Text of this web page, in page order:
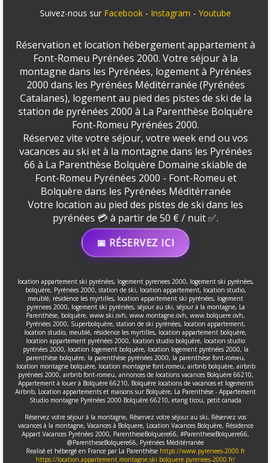
Suivez-nous sur Facebook - Instagram - Youtube
Réservation et location hébergement appartement à
Font-Romeu Pyrénées 2000. Votre séjour à la
montagne dans les Pyrénées, logement à Pyrénées
2000 dans les Pyrénées Méditérranée (Pyrénées
Catalanes), logement au pied des pistes de ski de la
station de pyrénées 2000 à La Parenthèse Bolquère
Font-Romeu Pyrénées 2000.
Réservez vite votre séjour, votre week end ou vos
vacances au ski et à la montagne dans les Pyrénées
66 à La Parenthèse Bolquère Domaine skiable de
Font-Romeu Pyrénées 2000 - Font-Romeu et
Bolquère dans les Pyrénées Méditérranée
Votre location au pied des pistes de ski dans les
pyrénées 💳 à partir de 50 € / nuit ✅.
📅 RÉSERVEZ ICI
location appartement ski pyrénées, logement pyrenees 2000, logement ski pyrénées,
bolquère, Pyrénées 2000, station de ski, location appartement, location studio,
meublé, résidence les myrtilles, location appartement ski pyrénées, logement
pyrenees 2000, logement ski pyrénées, séjour au ski, séjour à la montagne, La
Parenthèse, bolquère, www.ski.ovh, www.montagne.ovh, www.bolquere.ovh,
Pyrénées 2000, Superbolquère, station de ski pyrénées, location appartement,
location studio, meublé, résidence les myrtilles, location appartement bolquère,
location appartement pyrénées 2000, location studio bolquère, location studio
pyrénées 2000, location logement bolquère, location logement pyrénées 2000, la
parenthèse bolquère, la parenthèse pyrénées 2000, la parenthèse font-romeu,
location montagne bolquère, location montagne font-romeu, airbnb bolquère, airbnb
pyrénées 2000, airbnb font-romeu, annonces de locations vacances Bolquère 66210,
Appartement à louer à Bolquère 66210, Bolquère locations de vacances et logements
Airbnb, Location appartements et maisons sur Bolquère, La Parenthèse - Appartement
Studio montagne Pyrénées 2000 Bolquère 66210, etang ticou, petit canada
Réservez votre séjour à la montagne, Réservez votre séjour au ski, Réservez vos
vacances à la montagne, Vacances à Bolquere, Location Vacances Bolquère, Résidence
Appart Vacances Pyrénées 2000, ParentheseBolquere66, #ParentheseBolquere66,
@ParentheseBolquere66, Pyrénées Méditérranée
Realisé et hébergé en France par La Parenthèse https://www.pyrenees-2000.fr
https://location.appartement.montagne.ski.bolquere.pyrenees-2000.fr/